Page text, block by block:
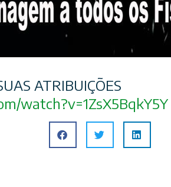
ATRIBUIÇÕES
watch?v=1ZsX5BqkY5Y